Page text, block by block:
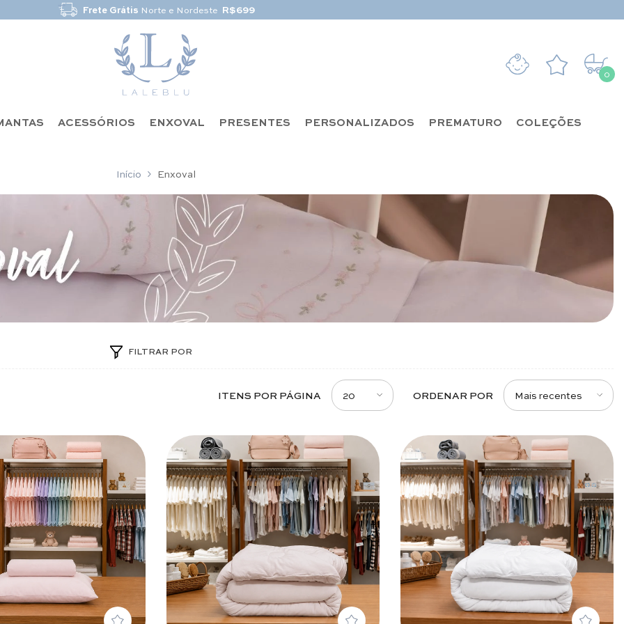
Frete Grátis Norte e Nordeste R$699
0
0
ACESSÓRIOS ENXOVAL PRESENTES PERSONALIZADOS PREMATURO COLEÇÕES
Início Enxoval
FILTRAR POR
ITENS POR PÁGINA 20 ORDENAR POR Mais recentes